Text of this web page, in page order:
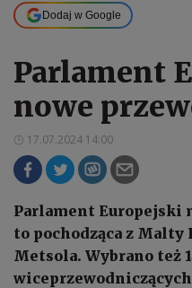
Dodaj w Google
Parlament
nowe
17.07.2024 14:00
Parlament Europejski
to pochodząca z Malty
Metsola. Wybrano też